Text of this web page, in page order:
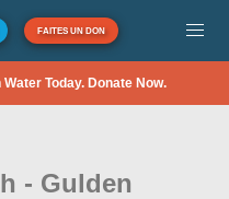
FAITES UN DON
Today. Donate Now.
- Gulden